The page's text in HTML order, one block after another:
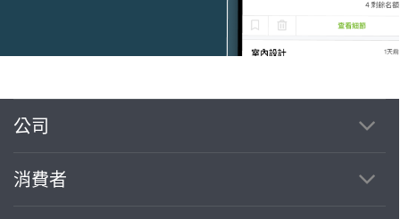
公司
消費者
繼續完成